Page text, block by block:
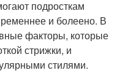
подросткам
и болеено. В
факторы, которые
стрижки, и
стилями.